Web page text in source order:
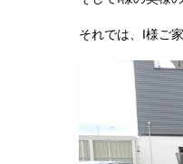
それでは、I様ご